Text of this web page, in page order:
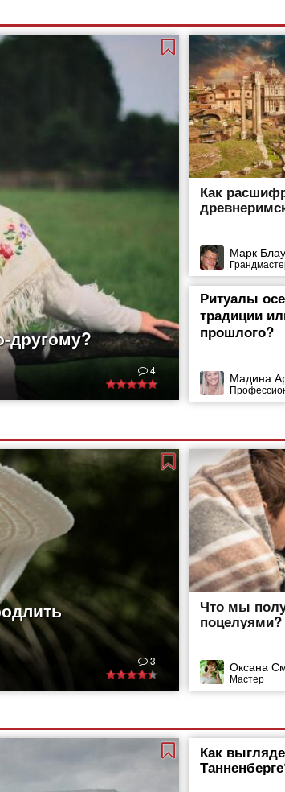
другому?
И не только они,
их творения.
издавна
искать еще в
было
4
Как
Марк Блау
Ритуалы
традиции
прошлого?
Мадина
3
Что мы
поцелуями?
Оксана
Мастер
Как